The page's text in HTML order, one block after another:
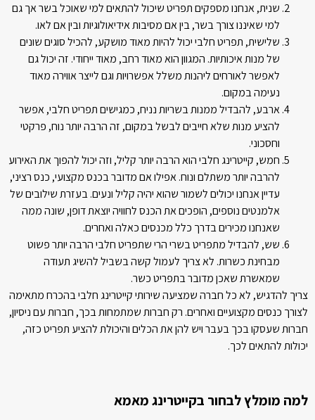
שנית, אנחנו מספקים תפריט שיכול להתאים למי שאוכל בשר אך גם
למי שאיננו צורך בשר, בין אם מסיבות אידיאולוגיות ובין אם לאו.
שלישית, תפריט חלבי יכול להיות מאוד מושקע, להכיל סוגים שונים
של מנות איכותיות. המגוון הוא מאוד רחב, מאוד ייחודי. זה יכול גם
לאפשר לאורחים ליהנות משלל אפשרויות וגם לייצר אווירה מאוד
נעימה במקום.
ארבע, להבדיל ממנות בשריות נניח, כמגישים תפריט חלבי, אפשר
להציע מנות שלא חייבים לבשל במקום, זה הרבה יותר נוח, פרקטי
וחסכוני.
חמש, קייטרינג חלבי הוא הרבה יותר קליל, וזה יכול להפוך את האירוע
להרבה יותר משתלם ונוח. אפילו אם מדובר בכנס מקצועי, כנס רציני,
עדיין אנחנו יכולים לשמור שהוא יהיה קליל ונעים. בעזרת שילובים של
אלמנטים נוספים, הופכים את הכנס לחוויה יוצאת דופן, שונה ממה
שאנחנו מכירים בדרך כלל מכנסים כאלה ואחרים.
שש, להבדיל מתפריט בשרי הרי שתפריט חלבי הרבה יותר פשוט
מבחינת כשרות. לא צריך לעמול קשה בשביל להשיג תעודה
שמאשרת שאכן מדובר בתפריט כשר.
צריך להדגיש, לא כל חברה שמציעה שירותי קייטרינג חלבי בהכרח מתאימה
לצורך כנסים מקצועיים ואחרים. רק חברות שמתמחות בכך, חברות עם ניסיון,
חברות שעסקו בכך בעבר ויש להן את הכלים והיכולת להציע תפריט כזה,
יכולות להתאים לכך.
למה מומלץ לבחור בקייטרינג מאמא